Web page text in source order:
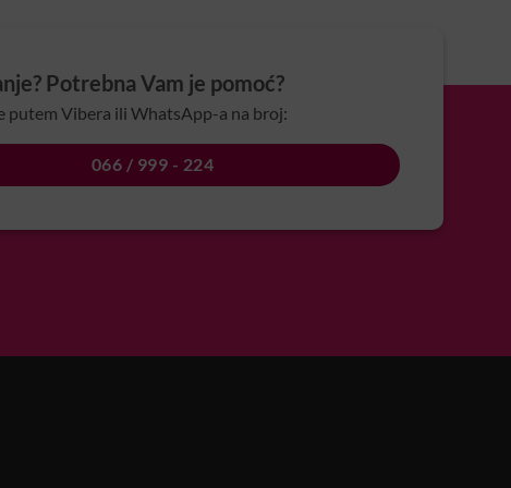
Potrebna Vam je pomoć?
putem Vibera ili WhatsApp-a na broj:
066 / 999 - 224